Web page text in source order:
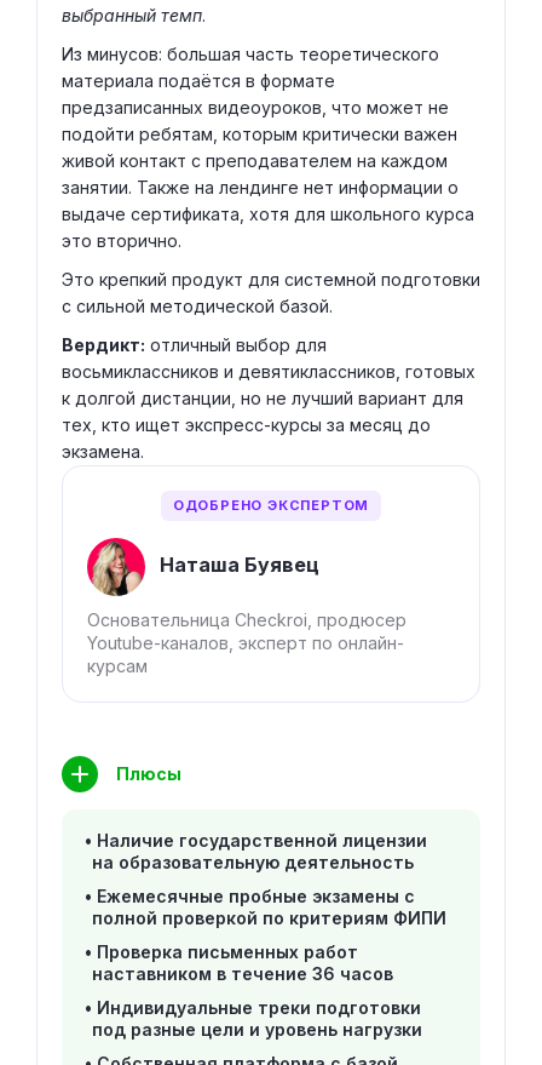
выбранный темп.
Из минусов: большая часть теоретического
материала подаётся в формате
предзаписанных видеоуроков, что может не
подойти ребятам, которым критически важен
живой контакт с преподавателем на каждом
занятии. Также на лендинге нет информации о
выдаче сертификата, хотя для школьного курса
это вторично.
Это крепкий продукт для системной подготовки
с сильной методической базой.
Вердикт: отличный выбор для
восьмиклассников и девятиклассников, готовых
к долгой дистанции, но не лучший вариант для
тех, кто ищет экспресс-курсы за месяц до
экзамена.
ОДОБРЕНО ЭКСПЕРТОМ
Наташа Буявец
Основательница Checkroi, продюсер
Youtube-каналов, эксперт по онлайн-
курсам
Плюсы
Наличие государственной лицензии
на образовательную деятельность
Ежемесячные пробные экзамены с
полной проверкой по критериям ФИПИ
Проверка письменных работ
наставником в течение 36 часов
Индивидуальные треки подготовки
под разные цели и уровень нагрузки